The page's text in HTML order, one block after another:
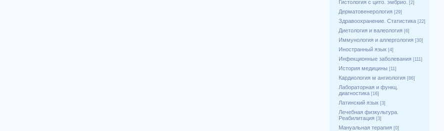
Гистология с цито. эмбрио. [2]
Дерматовенерология [29]
Здравоохранение. Статистика [22]
Диетология и валеология [6]
Иммунология и аллергология [30]
Иностранный язык [4]
Инфекционные заболевания [111]
История медицины [11]
Кардиология м ангиология [86]
Лабораторная и функц.
диагностика [16]
Латинский язык [3]
Лечебная физкультура.
Реабилитация [3]
Мануальная терапия [0]